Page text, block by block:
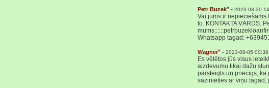
Petr Buzek* - 2023-03-30
Vai jums ir
to. KONTAKTA VĀRDS:
Whatsapp tagad:
Wagner* - 2023-08-05 00:38
Es vēlētos jūs visus
aizdevumu tikai dažu
pārsteigts un priecīgs,
sazinieties ar viņu tagad,